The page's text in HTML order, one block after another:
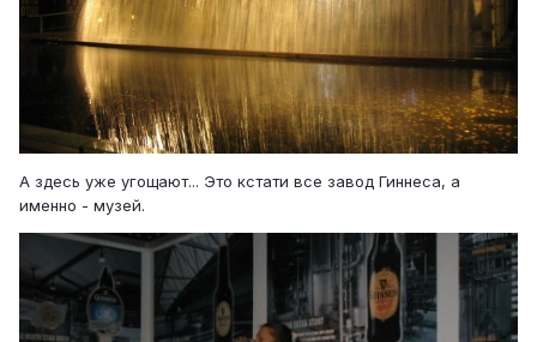
А здесь уже угощают... Это кстати все завод Гиннеса, а
именно - музей.